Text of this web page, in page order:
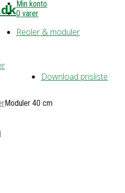
Min konto
0 varer
Reoler & moduler
Download prisliste
Moduler 40 cm